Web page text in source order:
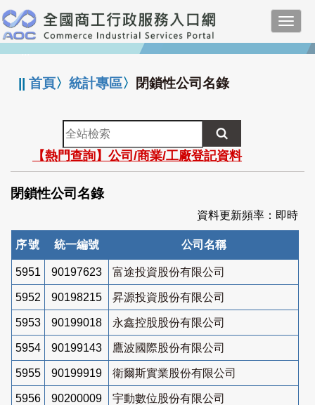
跳
到
主
要
:::
||首頁〉統計專區〉 閉鎖性公司名錄
全
站
檢
索
【熱門查詢】公司/商業/工廠登記資料
閉鎖性公司名錄
資料更新頻率：即時
序號 統一編號 公司名稱
5951 90197623 富途投資股份有限公司
5952 90198215 昇源投資股份有限公司
5953 90199018 永鑫控股股份有限公司
5954 90199143 鷹波國際股份有限公司
5955 90199919 衛爾斯實業股份有限公司
5956 90200009 宇動數位股份有限公司